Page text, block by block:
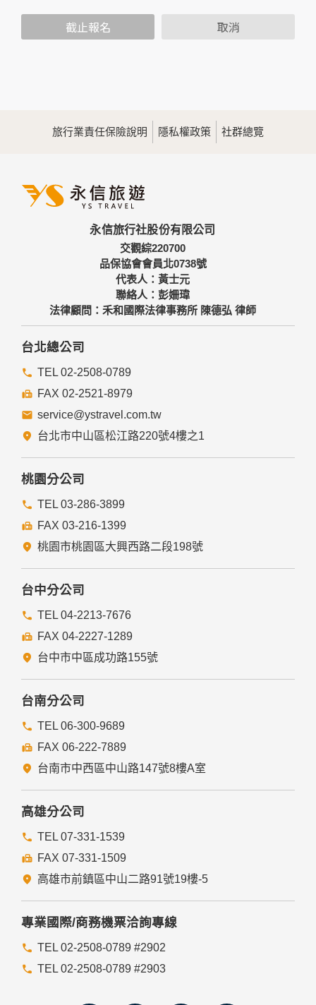
範圍內處理及利用您的個人資料；非經您書面同意，本網站不
會將個人資料用於其他用途。
為提供精確的服務，我們會將收集的問卷調查內容進行統計與
分析，分析結果之統計數據或說明文字呈現，除供內部研究
三、資料之保護
備及必要的安全防護措施，加以保護網站及您的個人資料採用
嚴格的保護措施，只由經過授權的人員才能接觸您的個人資
料，相關處理人員皆簽有保密合約，如有違反保密義務者，將
會受到相關的法律處分。
如因業務需要有必要委託其他單位提供服務時，本網站亦會嚴
格要求其遵守保密義務，並且採取必要檢查程序以確定其將確
實遵守。
四、網站對外的相關連結
提供的連結，點選進入其他網站。但該連結網站不適用本網站
的隱私權保護政策，您必須參考該連結網站中的隱私權保護政
策。
五、與第三人共用個人資料之政策
本網站絕不會提供、交換、出租或出售任何您的個人資料給其
他個人、團體、私人企業或公務機關，但有法律依據或合約義
務者，不在此限。
前項但書之情形包括不限於：
經由您書面同意。
法律明文規定。
與公務機關或學術研究機構合作，基於公共利益為統計或學術
研究而有必要，且資料經過提供者處理或蒐集者依其揭露方式
無從識別特定之當事人。
當您在網站的行為，違反服務條款或可能損害或妨礙網站與其
揭露您的個人資料是為了辨識、聯絡或採取法律行動所必要
者。
本網站委託廠商協助蒐集、處理或利用您的個人資料時，將對
委外廠商或個人善盡監督管理之責。
六、Cookie之使用
為了提供您最佳的服務，本網站會在您的電腦中放置並取用我
們的Cookie，若您不願接受Cookie的寫入，您可在您使用的
瀏覽器功能項中設定隱私權等級為高，即可拒絕Cookie的寫
七、隱私權保護政策之修正
款將刊登於網站上。
截止報名 取消
旅行業責任保險說明 隱私權政策 社群總覽
永信旅行社股份有限公司
交觀綜220700
品保協會會員北0738號
代表人：黃士元
聯絡人：彭姍瑋
法律顧問：禾和國際法律事務所 陳德弘 律師
台北總公司
TEL 02-2508-0789
FAX 02-2521-8979
service@ystravel.com.tw
台北市中山區松江路220號4樓之1
桃園分公司
TEL 03-286-3899
FAX 03-216-1399
桃園市桃園區大興西路二段198號
台中分公司
TEL 04-2213-7676
FAX 04-2227-1289
台中市中區成功路155號
台南分公司
TEL 06-300-9689
FAX 06-222-7889
台南市中西區中山路147號8樓A室
高雄分公司
TEL 07-331-1539
FAX 07-331-1509
高雄市前鎮區中山二路91號19樓-5
專業國際/商務機票洽詢專線
TEL 02-2508-0789 #2902
TEL 02-2508-0789 #2903